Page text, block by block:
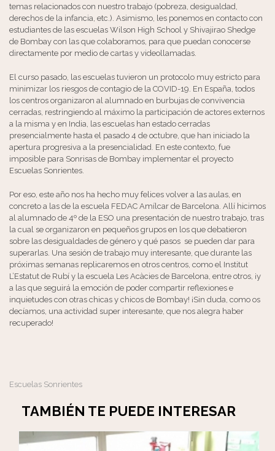
temas relacionados con nuestro trabajo (pobreza, desigualdad,
derechos de la infancia, etc.). Asimismo, les ponemos en contacto con
estudiantes de las escuelas Wilson High School y Shivajirao Shedge
de Bombay con las que colaboramos, para que puedan conocerse
directamente por medio de cartas y videollamadas.
El curso pasado, las escuelas tuvieron un protocolo muy estricto para
minimizar los riesgos de contagio de la COVID-19. En España, todos
los centros organizaron al alumnado en burbujas de convivencia
cerradas, restringiendo al máximo la participación de actores externos
a la misma y en India, las escuelas han estado cerradas
presencialmente hasta el pasado 4 de octubre, que han iniciado la
apertura progresiva a la presencialidad. En este contexto, fue
imposible para Sonrisas de Bombay implementar el proyecto
Escuelas Sonrientes.
Por eso, este año nos ha hecho muy felices volver a las aulas, en
concreto a las de la escuela FEDAC Amílcar de Barcelona. Allí hicimos
al alumnado de 4º de la ESO una presentación de nuestro trabajo, tras
la cual se organizaron en pequeños grupos en los que debatieron
sobre las desigualdades de género y qué pasos se pueden dar para
superarlas. Una sesión de trabajo muy interesante, que durante las
próximas semanas replicaremos en otros centros, como el Institut
L’Estatut de Rubí y la escuela Les Acàcies de Barcelona, entre otros, ¡y
a las que seguirá la emoción de poder compartir reflexiones e
inquietudes con otras chicas y chicos de Bombay! ¡Sin duda, como os
decíamos, una actividad super interesante, que nos alegra haber
recuperado!
Escuelas Sonrientes
TAMBIÉN TE PUEDE INTERESAR